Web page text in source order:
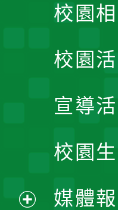
校園
校園
宣導
校園
媒體